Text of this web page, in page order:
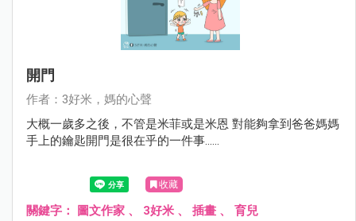
開門
作者：3好米，媽的心聲
大概一歲多之後，不管是米菲或是米恩 對能夠拿到爸爸媽媽
手上的鑰匙開門是很在乎的一件事......
收藏
關鍵字： 圖文作家 、 3好米 、 插畫 、 育兒